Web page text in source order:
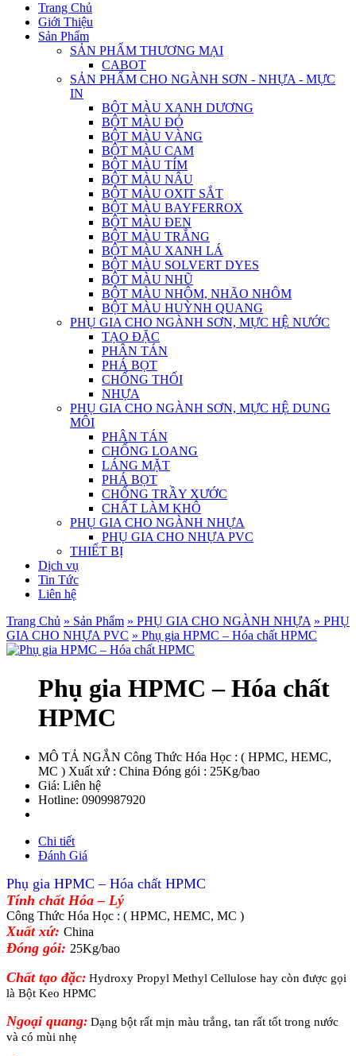
Trang Chủ
Giới Thiệu
Sản Phẩm
SẢN PHẨM THƯƠNG MẠI
CABOT
SẢN PHẨM CHO NGÀNH SƠN - NHỰA - MỰC
IN
BỘT MÀU XANH DƯƠNG
BỘT MÀU ĐỎ
BỘT MÀU VÀNG
BỘT MÀU CAM
BỘT MÀU TÍM
BỘT MÀU NÂU
BỘT MÀU OXIT SẮT
BỘT MÀU BAYFERROX
BỘT MÀU ĐEN
BỘT MÀU TRẮNG
BỘT MÀU XANH LÁ
BỘT MÀU SOLVERT DYES
BỘT MÀU NHŨ
BỘT MÀU NHÔM, NHÃO NHÔM
BỘT MÀU HUỲNH QUANG
PHỤ GIA CHO NGÀNH SƠN, MỰC HỆ NƯỚC
TẠO ĐẶC
PHÂN TÁN
PHÁ BỌT
CHỐNG THỐI
NHỰA
PHỤ GIA CHO NGÀNH SƠN, MỰC HỆ DUNG
MÔI
PHÂN TÁN
CHỐNG LOANG
LÁNG MẶT
PHÁ BỌT
CHỐNG TRẦY XƯỚC
CHẤT LÀM KHÔ
PHỤ GIA CHO NGÀNH NHỰA
PHỤ GIA CHO NHỰA PVC
THIẾT BỊ
Dịch vụ
Tin Tức
Liên hệ
Trang Chủ » Sản Phẩm » PHỤ GIA CHO NGÀNH NHỰA » PHỤ
GIA CHO NHỰA PVC » Phụ gia HPMC – Hóa chất HPMC
Phụ gia HPMC – Hóa chất
HPMC
MÔ TẢ NGẮN Công Thức Hóa Học : ( HPMC, HEMC,
MC ) Xuất xứ : China Đóng gói : 25Kg/bao
Giá: Liên hệ
Hotline: 0909987920
Chi tiết
Đánh Giá
Phụ gia HPMC – Hóa chất HPMC
Tính chất Hóa – Lý
Công Thức Hóa Học : ( HPMC, HEMC, MC )
Xuất xứ: China
Đóng gói: 25Kg/bao
Chất tạo đặc: Hydroxy Propyl Methyl Cellulose hay còn được gọi
là Bột Keo HPMC
Ngoại quang: Dạng bột rất mịn màu trắng, tan rất tốt trong nước
và có mùi nhẹ